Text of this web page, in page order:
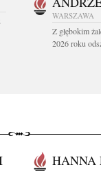
WARSZAWA
Z głębokim
2026 roku
HANNA